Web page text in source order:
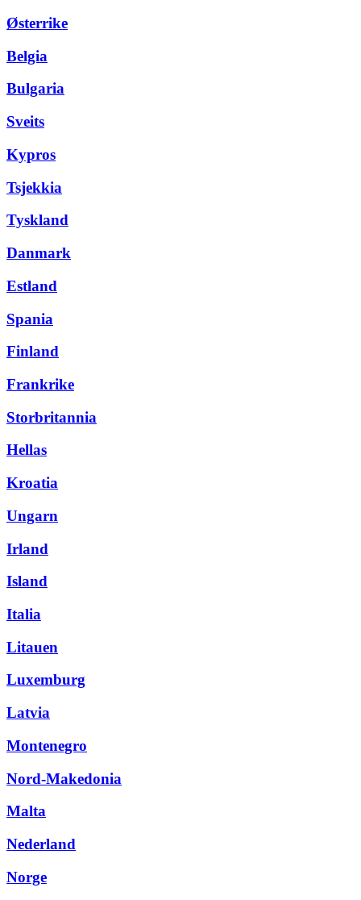
Østerrike
Belgia
Bulgaria
Sveits
Kypros
Tsjekkia
Tyskland
Danmark
Estland
Spania
Finland
Frankrike
Storbritannia
Hellas
Kroatia
Ungarn
Irland
Island
Italia
Litauen
Luxemburg
Latvia
Montenegro
Nord-Makedonia
Malta
Nederland
Norge